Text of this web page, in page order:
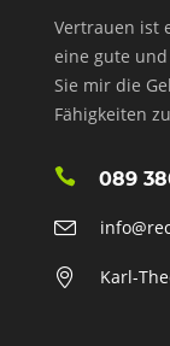
Vertrauen ist
eine gute
Sie mir die
Fähigkeiten
089
Karl-